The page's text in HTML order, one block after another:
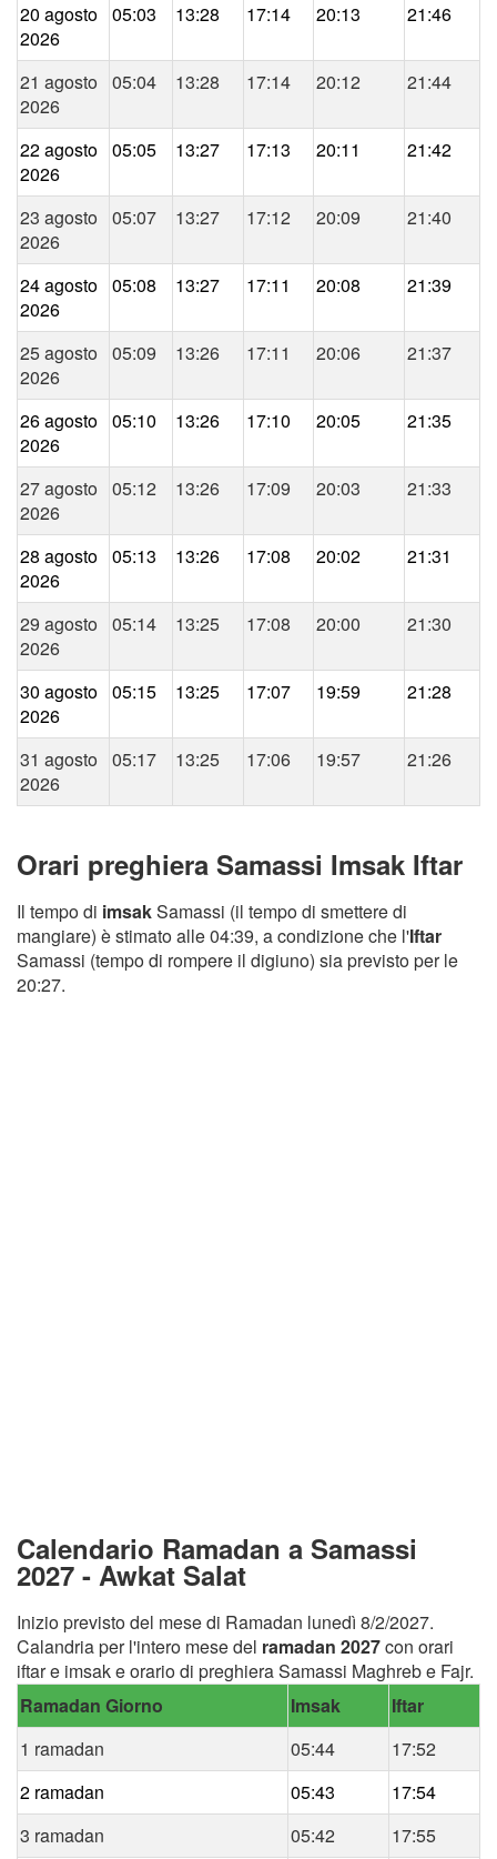
20 agosto
2026
05:03 13:28 17:14 20:13 21:46
21 agosto
2026
05:04 13:28 17:14 20:12 21:44
22 agosto
2026
05:05 13:27 17:13 20:11 21:42
23 agosto
2026
05:07 13:27 17:12 20:09 21:40
24 agosto
2026
05:08 13:27 17:11 20:08 21:39
25 agosto
2026
05:09 13:26 17:11 20:06 21:37
26 agosto
2026
05:10 13:26 17:10 20:05 21:35
27 agosto
2026
05:12 13:26 17:09 20:03 21:33
28 agosto
2026
05:13 13:26 17:08 20:02 21:31
29 agosto
2026
05:14 13:25 17:08 20:00 21:30
30 agosto
2026
05:15 13:25 17:07 19:59 21:28
31 agosto
2026
05:17 13:25 17:06 19:57 21:26
Orari preghiera Samassi Imsak Iftar
Il tempo di imsakSamassi (il tempo di smettere di
mangiare) è stimato alle 04:39, a condizione che l'Iftar
Samassi (tempo di rompere il digiuno) sia previsto per le
20:27.
Calendario Ramadan a Samassi
2027 - Awkat Salat
Inizio previsto del mese di Ramadan lunedì 8/2/2027.
Calandria per l'intero mese del ramadan 2027con orari
iftar e imsak e orario di preghiera Samassi Maghreb e Fajr.
Ramadan Giorno
Imsak
Iftar
1 ramadan
05:44
17:52
2 ramadan
05:43
17:54
3 ramadan
05:42 17:55